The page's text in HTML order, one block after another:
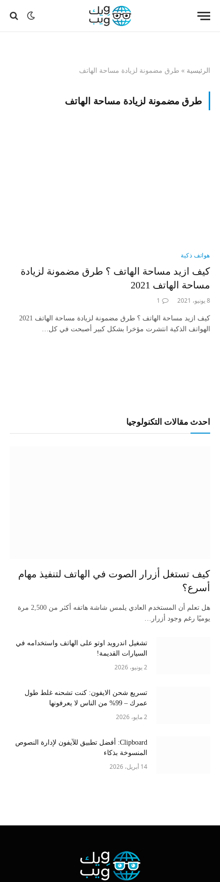
الرئيسية » طرق مضمونة لزيادة مساحة الهاتف
طرق مضمونة لزيادة مساحة الهاتف
هواتف ذكية
كيف ازيد مساحة الهاتف ؟ طرق مضمونة لزيادة
مساحة الهاتف 2021
8 يونيو، 2021 1
كيف ازيد مساحة الهاتف ؟ طرق مضمونة لزيادة مساحة الهاتف 2021
الهواتف الذكية انتشرت مؤخرا بشكل كبير أصبحت في كل…
احدث مقالات التكنولوجيا
كيف تستغل أزرار الصوت في الهاتف لتنفيذ مهام
أسرع؟
هل تعلم أن المستخدم العادي يلمس شاشة هاتفه أكثر من 2,500 مرة
يوميًا رغم وجود أزرار…
تشغيل اندرويد اوتو على الهاتف واستخدامه في
السيارات القديمة!
2 يونيو، 2026
تسريع شحن الايفون: كنت تشحنه غلط طول
عمرك – 99% من الناس لا يعرفونها
2 مايو، 2026
Clipboard: أفضل تطبيق للآيفون لإدارة النصوص
المنسوخة بذكاء
14 أبريل، 2026